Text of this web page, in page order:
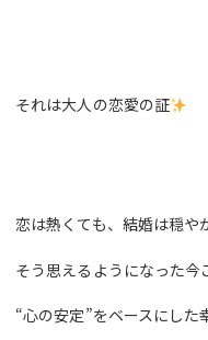
それは大人の恋愛の証
恋は熱くても、結婚は穏や
そう思えるようになった今
“心の安定”をベースにした